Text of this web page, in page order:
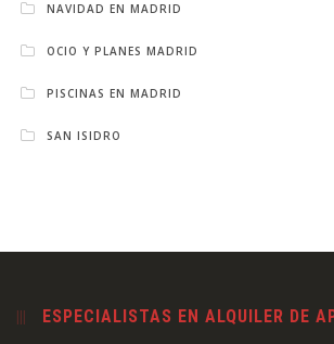
NAVIDAD EN MADRID
OCIO Y PLANES MADRID
PISCINAS EN MADRID
SAN ISIDRO
ESPECIALISTAS EN ALQUILER DE